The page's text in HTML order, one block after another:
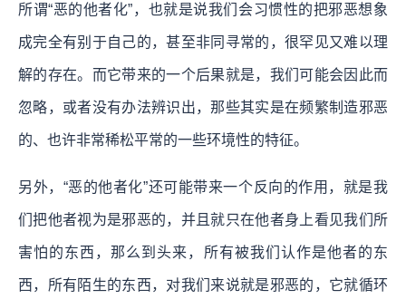
所谓“恶的他者化”，也就是说我们会习惯性的把邪恶想象
成完全有别于自己的，甚至非同寻常的，很罕见又难以理
解的存在。而它带来的一个后果就是，我们可能会因此而
忽略，或者没有办法辨识出，那些其实是在频繁制造邪恶
的、也许非常稀松平常的一些环境性的特征。
另外，“恶的他者化”还可能带来一个反向的作用，就是我
们把他者视为是邪恶的，并且就只在他者身上看见我们所
害怕的东西，那么到头来，所有被我们认作是他者的东
西，所有陌生的东西，对我们来说就是邪恶的，它就循环